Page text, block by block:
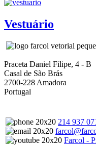
Vestuário
Praceta Daniel Filipe, 4 - B
Casal de São Brás
2700-228 Amadora
Portugal
214 937
Farcol -